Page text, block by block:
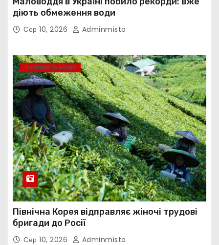
діють обмеження води
Сер 10, 2026 Adminmisto
ПОЛІТИКА ТА ВЛАДА
Північна Корея відправляє жіночі трудові
бригади до Росії
Сер 10, 2026 Adminmisto